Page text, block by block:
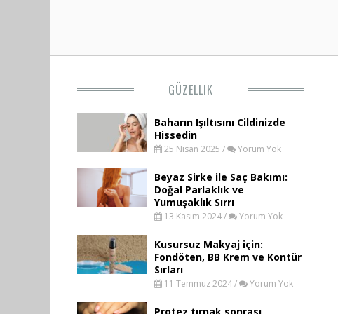
GÜZELLIK
Baharın Işıltısını Cildinizde
Hissedin
25 Nisan 2025 / Yorum Yok
Beyaz Sirke ile Saç Bakımı:
Doğal Parlaklık ve
Yumuşaklık Sırrı
13 Kasım 2024 / Yorum Yok
Kusursuz Makyaj için:
Fondöten, BB Krem ve Kontür
Sırları
11 Temmuz 2024 / Yorum Yok